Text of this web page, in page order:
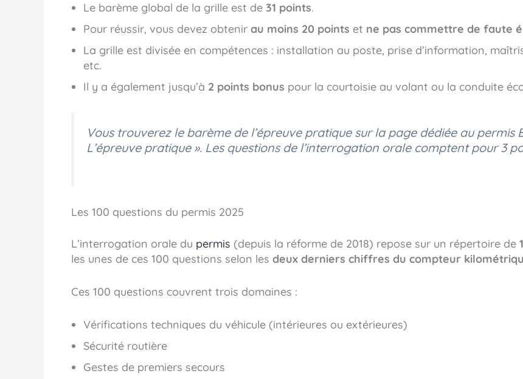
Le barème global de la grille est de 31 points.
Pour réussir, vous devez obtenir au moins 20 points et ne pas commettre de faute
La grille est divisée en compétences : installation au poste, prise d’information,
etc.
Il y a également jusqu’à 2 points bonus pour la courtoisie au volant ou la conduite
Vous trouverez le barème de l’épreuve pratique sur la page dédiée au permis
L’épreuve pratique ». Les questions de l’interrogation orale comptent pour 3
Les 100 questions du permis 2025
L’interrogation orale du permis (depuis la réforme de 2018) repose sur un répertoire de
les unes de ces 100 questions selon les deux derniers chiffres du compteur
Ces 100 questions couvrent trois domaines :
Vérifications techniques du véhicule (intérieures ou extérieures)
Sécurité routière
Gestes de premiers secours